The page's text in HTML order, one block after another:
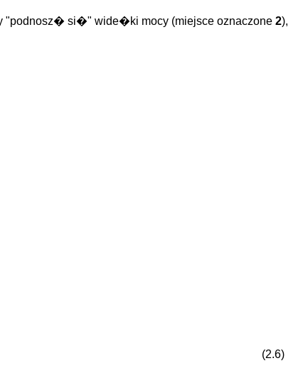
"podnosz� si�" wide�ki mocy (miejsce oznaczone 2),
(2.6)